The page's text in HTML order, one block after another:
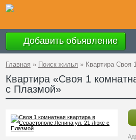
Добавить объявление
Главная » Поиск жилья » Квартира Своя
Квартира «Своя 1
с Плазмой»